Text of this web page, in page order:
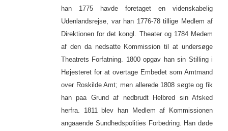
han 1775 havde foretaget en videnskabelig
Udenlandsrejse, var han 1776-78 tillige Medlem af
Direktionen for det kongl. Theater og 1784 Medem
af den da nedsatte Kommission til at undersøge
Theatrets Forfatning. 1800 opgav han sin Stilling i
Højesteret for at overtage Embedet som Amtmand
over Roskilde Amt; men allerede 1808 søgte og fik
han paa Grund af nedbrudt Helbred sin Afsked
herfra. 1811 blev han Medlem af Kommissionen
angaaende Sundhedspolities Forbedring. Han døde